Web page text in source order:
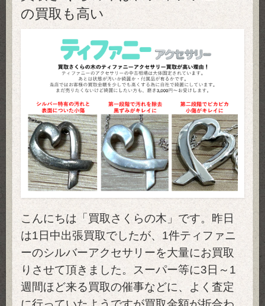
の買取も高い
こんにちは「買取さくらの木」です。昨日
は1日中出張買取でしたが、1件ティファニ
ーのシルバーアクセサリーを大量にお買取
りさせて頂きました。スーパー等に3日～1
週間ほど来る買取の催事などに、よく査定